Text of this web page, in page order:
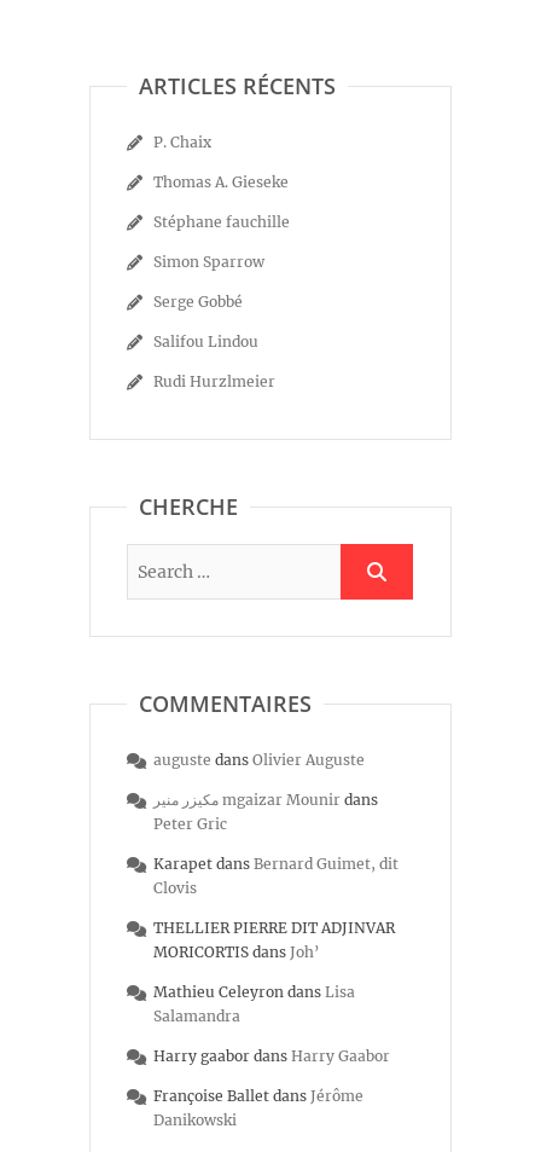
ARTICLES RÉCENTS
P. Chaix
Thomas A. Gieseke
Stéphane fauchille
Simon Sparrow
Serge Gobbé
Salifou Lindou
Rudi Hurzlmeier
CHERCHE
COMMENTAIRES
auguste dans Olivier Auguste
مكيزر منير mgaizar Mounir dans
Peter Gric
Karapet dans Bernard Guimet, dit
Clovis
THELLIER PIERRE DIT ADJINVAR
MORICORTIS dans Joh’
Mathieu Celeyron dans Lisa
Salamandra
Harry gaabor dans Harry Gaabor
Françoise Ballet dans Jérôme
Danikowski